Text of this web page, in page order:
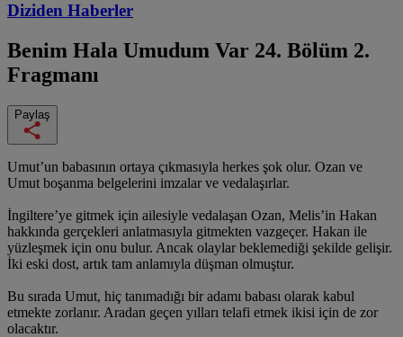
Diziden Haberler
Benim Hala Umudum Var 24. Bölüm 2.
Fragmanı
Paylaş
Umut’un babasının ortaya çıkmasıyla herkes şok olur. Ozan ve
Umut boşanma belgelerini imzalar ve vedalaşırlar.
İngiltere’ye gitmek için ailesiyle vedalaşan Ozan, Melis’in Hakan
hakkında gerçekleri anlatmasıyla gitmekten vazgeçer. Hakan ile
yüzleşmek için onu bulur. Ancak olaylar beklemediği şekilde gelişir.
İki eski dost, artık tam anlamıyla düşman olmuştur.
Bu sırada Umut, hiç tanımadığı bir adamı babası olarak kabul
etmekte zorlanır. Aradan geçen yılları telafi etmek ikisi için de zor
olacaktır.